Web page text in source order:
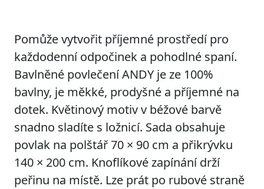
Pomůže vytvořit příjemné prostředí pro
každodenní odpočinek a pohodlné spaní.
Bavlněné povlečení ANDY je ze 100%
bavlny, je měkké, prodyšné a příjemné na
dotek. Květinový motiv v béžové barvě
snadno sladíte s ložnicí. Sada obsahuje
povlak na polštář 70 × 90 cm a přikrývku
140 × 200 cm. Knoflíkové zapínání drží
peřinu na místě. Lze prát po rubové straně